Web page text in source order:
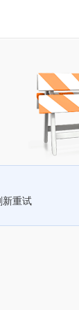
新重试